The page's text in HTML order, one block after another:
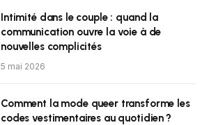
Intimité dans le couple : quand la
communication ouvre la voie à de
nouvelles complicités
5 mai 2026
Comment la mode queer transforme les
codes vestimentaires au quotidien ?